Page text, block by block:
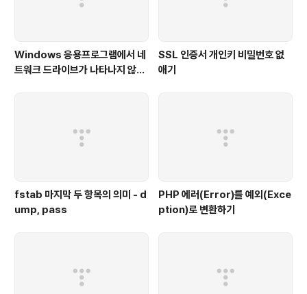
Windows 응용프로그램에서 네
트워크 드라이브가 나타나지 않을
SSL 인증서 개인키 비밀번호 없
애기
fstab 마지막 두 항목의 의미 - d
ump, pass
PHP 에러(Error)를 예외(Exce
ption)로 변환하기